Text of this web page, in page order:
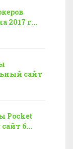
2017 г...
сайт
Pocket
б...